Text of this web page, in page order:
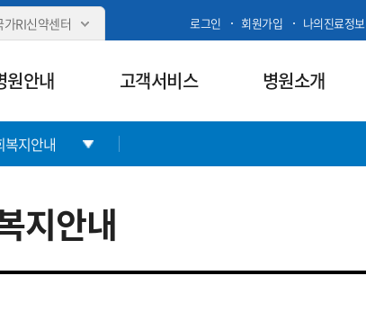
가RI신약센터 로그인 회원가입 나의진료정보
원안내 고객서비스 병원소개
지안내
지안내